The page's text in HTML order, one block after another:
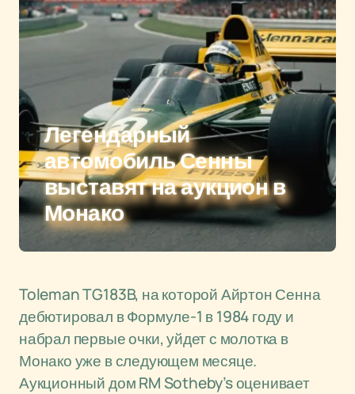
Легендарный
автомобиль Сенны
выставят на аукцион в
Монако
Toleman TG183B, на которой Айртон Сенна
дебютировал в Формуле-1 в 1984 году и
набрал первые очки, уйдет с молотка в
Монако уже в следующем месяце.
Аукционный дом RM Sotheby’s оценивает